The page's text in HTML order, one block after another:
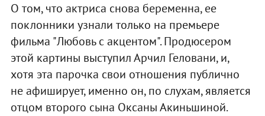
О том, что актриса снова беременна, ее
поклонники узнали только на премьере
фильма "Любовь с акцентом". Продюсером
этой картины выступил Арчил Геловани, и,
хотя эта парочка свои отношения публично
не афиширует, именно он, по слухам, является
отцом второго сына Оксаны Акиньшиной.